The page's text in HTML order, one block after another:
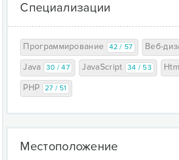
Специализации
Программирование 42 / 57 Веб-
Java 30 / 47 JavaScript 34 / 53
PHP 27 / 51
Местоположение